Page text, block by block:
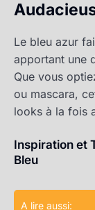
Le bleu azur
apportant une
Que vous
ou mascara,
looks à la fois
Inspiration et
Bleu
A lire aussi: